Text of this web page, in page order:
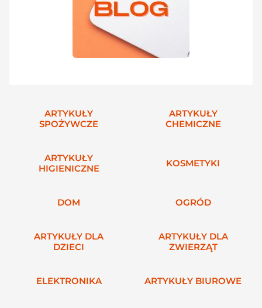
ARTYKUŁY
SPOŻYWCZE
ARTYKUŁY
CHEMICZNE
ARTYKUŁY
HIGIENICZNE
KOSMETYKI
DOM OGRÓD
ARTYKUŁY DLA
DZIECI
ARTYKUŁY DLA
ZWIERZĄT
ELEKTRONIKA ARTYKUŁY BIUROWE